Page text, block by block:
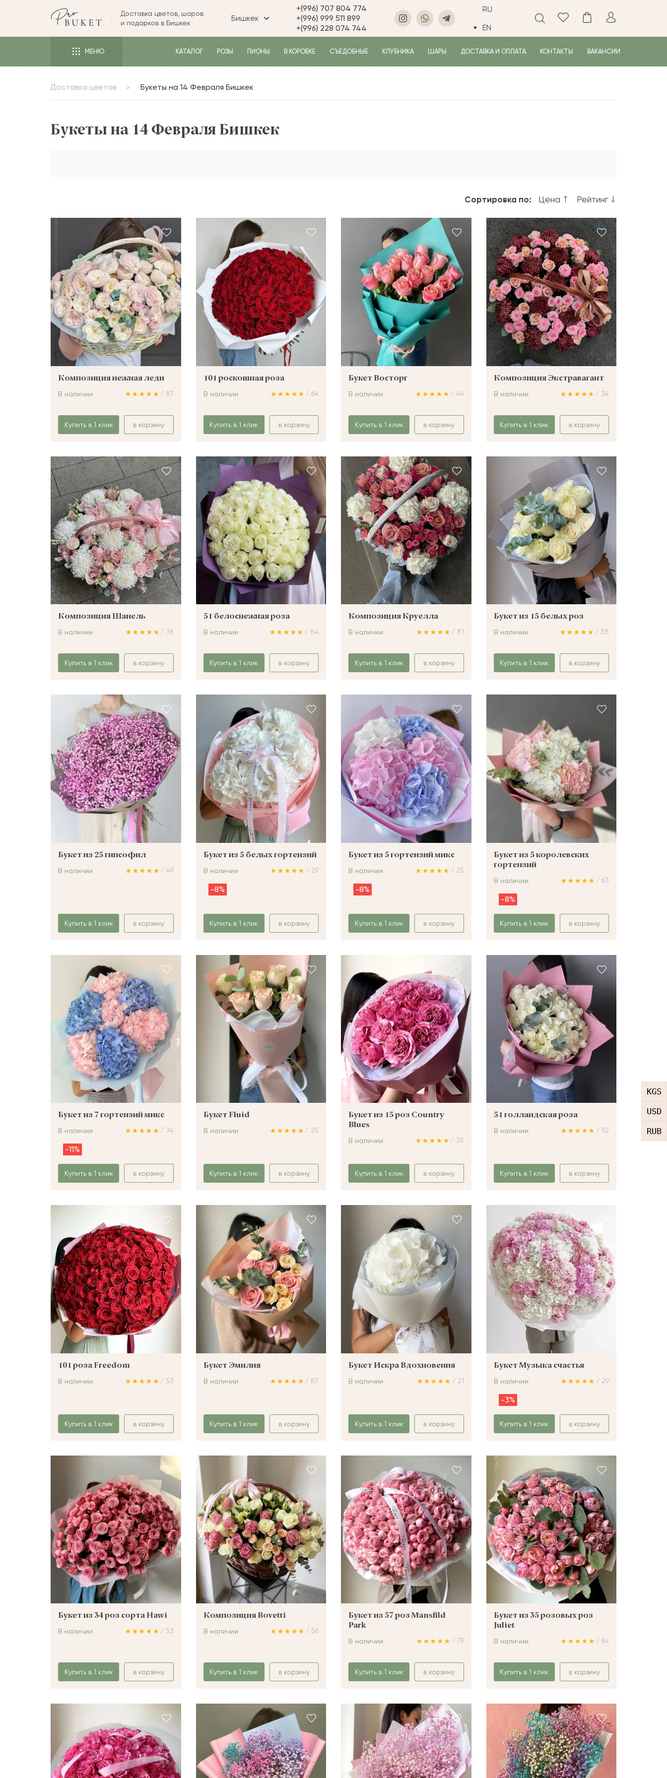
KGS
USD
RUB
ЦВЕТЫ
РОЗЫ
ПИОНЫ
БУКЕТЫ
ПОВОД
Доставка цветов, шаров
и подарков в Бишкек
Бишкек
+(996) 707 804 774
+(996) 999 511 899
+(996) 228 074 744
RU
EN
МЕНЮ КАТАЛОГ РОЗЫ ПИОНЫ В КОРОБКЕ СЪЕДОБНЫЕ КЛУБНИКА ШАРЫ ДОСТАВКА И ОПЛАТА КОНТАКТЫ ВАКАНСИИ
Доставка цветов Букеты на 14 Февраля Бишкек
Букеты на 14 Февраля Бишкек
Сортировка по: Цена Рейтинг
Композиция нежная леди
/ 87
В наличии
Купить в 1 клик в корзину
101 роскошная роза
/ 64
В наличии
Купить в 1 клик в корзину
Букет Восторг
/ 44
В наличии
Купить в 1 клик в корзину
Композиция Экстравагант
/ 34
В наличии
Купить в 1 клик в корзину
Композиция Шанель
/ 36
В наличии
Купить в 1 клик в корзину
51 белоснежная роза
/ 84
В наличии
Купить в 1 клик в корзину
Композиция Круелла
/ 81
В наличии
Купить в 1 клик в корзину
Букет из 15 белых роз
/ 38
В наличии
Купить в 1 клик в корзину
Букет из 25 гипсофил
/ 49
В наличии
Купить в 1 клик в корзину
Букет из 5 белых гортензий
/ 29
В наличии
-8%
Купить в 1 клик в корзину
Букет из 5 гортензий микс
/ 25
В наличии
-8%
Купить в 1 клик в корзину
Букет из 5 королевских
гортензий
/ 63
В наличии
-8%
Купить в 1 клик в корзину
Букет из 7 гортензий микс
/ 34
В наличии
-11%
Купить в 1 клик в корзину
Букет Fluid
/ 25
В наличии
Купить в 1 клик в корзину
Букет из 15 роз Country
Blues
/ 35
В наличии
Купить в 1 клик в корзину
51 голландская роза
/ 92
В наличии
Купить в 1 клик в корзину
101 роза Freedom
/ 53
В наличии
Купить в 1 клик в корзину
Букет Эмилия
/ 87
В наличии
Купить в 1 клик в корзину
Букет Искра Вдохновения
/ 21
В наличии
Купить в 1 клик в корзину
Букет Музыка счастья
/ 29
В наличии
-3%
Купить в 1 клик в корзину
Букет из 34 роз сорта Hawi
/ 53
В наличии
Купить в 1 клик в корзину
Композиция Bovetti
/ 56
В наличии
Купить в 1 клик в корзину
Букет из 57 роз Mansfild
Park
/ 79
В наличии
Купить в 1 клик в корзину
Букет из 35 розовых роз
Juliet
/ 64
В наличии
Купить в 1 клик в корзину